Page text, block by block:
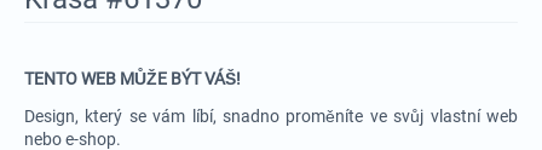
TENTO WEB MŮŽE BÝT VÁŠ!
Design, který se vám líbí, snadno proměníte ve svůj vlastní web
nebo e-shop.